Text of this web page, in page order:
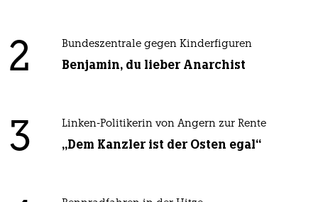
2 Bundeszentrale gegen Kinderfiguren
Benjamin, du lieber Anarchist
3 Linken-Politikerin von Angern zur Rente
„Dem Kanzler ist der Osten egal“